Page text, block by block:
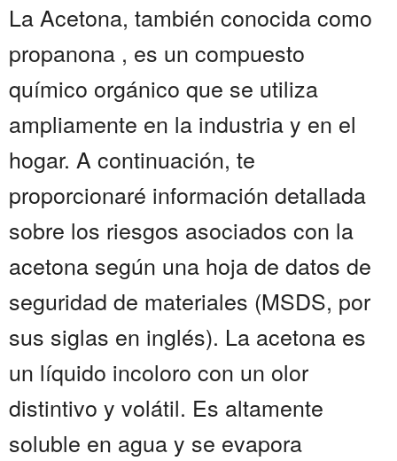
La Acetona, también conocida como
propanona , es un compuesto
químico orgánico que se utiliza
ampliamente en la industria y en el
hogar. A continuación, te
proporcionaré información detallada
sobre los riesgos asociados con la
acetona según una hoja de datos de
seguridad de materiales (MSDS, por
sus siglas en inglés). La acetona es
un líquido incoloro con un olor
distintivo y volátil. Es altamente
soluble en agua y se evapora